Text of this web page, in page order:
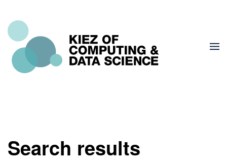
Search results